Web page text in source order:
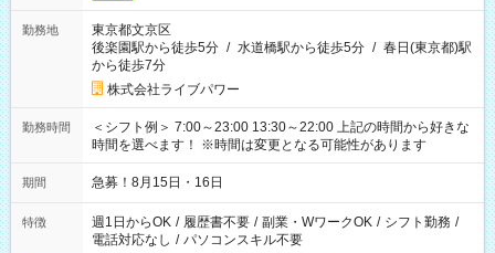
勤務地
東京都文京区
後楽園駅から徒歩5分 / 水道橋駅から徒歩5分 / 春日(東京都)駅
から徒歩7分
株式会社ライブパワー
勤務時間
＜シフト例＞ 7:00～23:00 13:30～22:00 上記の時間から好きな
時間を選べます！ ※時間は変更となる可能性があります
期間 急募！8月15日・16日
特徴 週1日からOK / 履歴書不要 / 副業・WワークOK / シフト勤務 /
電話対応なし / パソコンスキル不要